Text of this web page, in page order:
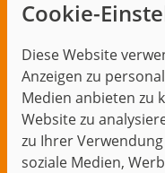
Cookie-
Diese Website
Anzeigen zu
Medien anbieten zu
Website zu
zu Ihrer
soziale Medien,
Themen im Fokus
Events